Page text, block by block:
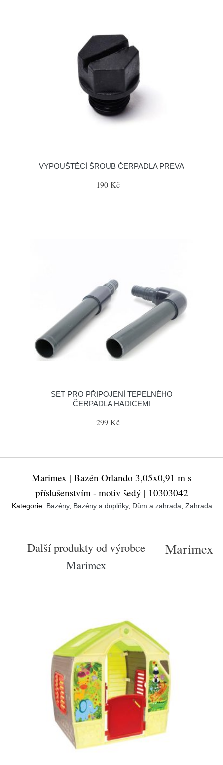
VYPOUŠTĚCÍ ŠROUB ČERPADLA PREVA
190 Kč
SET PRO PŘIPOJENÍ TEPELNÉHO
ČERPADLA HADICEMI
299 Kč
Marimex | Bazén Orlando 3,05x0,91 m s
příslušenstvím - motiv šedý | 10303042
Kategorie: Bazény, Bazény a doplňky, Dům a zahrada Zahrada
Další produkty od výrobce
Marimex
Marimex